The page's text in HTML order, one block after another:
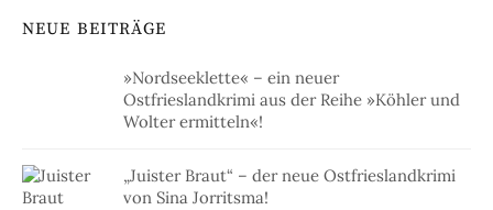
NEUE BEITRÄGE
»Nordseeklette« – ein neuer
Ostfrieslandkrimi aus der Reihe »Köhler und
Wolter ermitteln«!
„Juister Braut“ – der neue Ostfrieslandkrimi
von Sina Jorritsma!